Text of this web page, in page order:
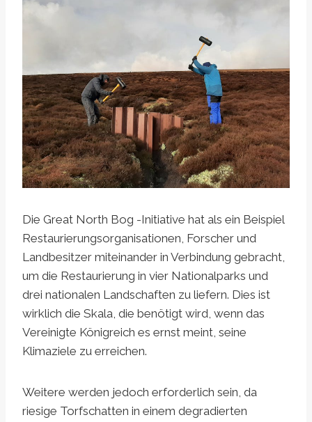
Die Great North Bog -Initiative hat als ein Beispiel
Restaurierungsorganisationen, Forscher und
Landbesitzer miteinander in Verbindung gebracht,
um die Restaurierung in vier Nationalparks und
drei nationalen Landschaften zu liefern. Dies ist
wirklich die Skala, die benötigt wird, wenn das
Vereinigte Königreich es ernst meint, seine
Klimaziele zu erreichen.
Weitere werden jedoch erforderlich sein, da
riesige Torfschatten in einem degradierten